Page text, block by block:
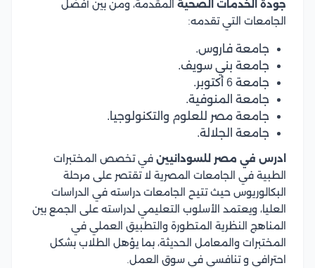
جودة الخدمات الصحية المقدمة، ومن بين أفضل
الجامعات التي تقدمه:
جامعة فاروس.
جامعة بني سويف.
جامعة 6 أكتوبر.
جامعة المنوفية.
جامعة مصر للعلوم والتكنولوجيا.
جامعة الجلالة.
ادرس في مصر للسودانيين في تخصص المختبرات
الطبية في الجامعات المصرية لا تقتصر على مرحلة
البكالوريوس حيث تتيح الجامعات دراسته في الدراسات
العليا، ويعتمد الأسلوب التعليمي لدراسته على الجمع بين
المناهج النظرية المتطورة والتطبيق العملي في
المختبرات والمعامل الحديثة، بما يؤهل الطلاب بشكل
احترافي و تنافسي في سوق العمل.